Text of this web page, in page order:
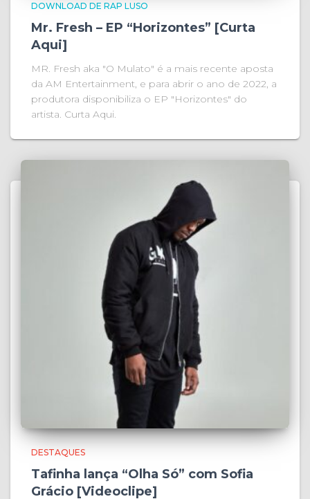
DOWNLOAD DE RAP LUSO
Mr. Fresh – EP “Horizontes” [Curta
Aqui]
MR. Fresh aka "O Mulato" é a mais recente aposta
da AM Entertainment, e para abrir o ano de 2022, a
produtora disponibiliza o EP "Horizontes" do
artista. Curta Aqui.
DESTAQUES
Tafinha lança “Olha Só” com Sofia
Grácio [Videoclipe]